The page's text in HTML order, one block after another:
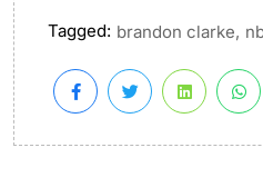
Tagged: brandon clarke,